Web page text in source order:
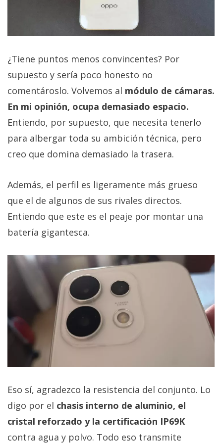
¿Tiene puntos menos convincentes? Por
supuesto y sería poco honesto no
comentároslo. Volvemos al módulo de cámaras.
En mi opinión, ocupa demasiado espacio.
Entiendo, por supuesto, que necesita tenerlo
para albergar toda su ambición técnica, pero
creo que domina demasiado la trasera.
Además, el perfil es ligeramente más grueso
que el de algunos de sus rivales directos.
Entiendo que este es el peaje por montar una
batería gigantesca.
Eso sí, agradezco la resistencia del conjunto. Lo
digo por el chasis interno de aluminio, el
cristal reforzado y la certificación IP69K
contra agua y polvo. Todo eso transmite